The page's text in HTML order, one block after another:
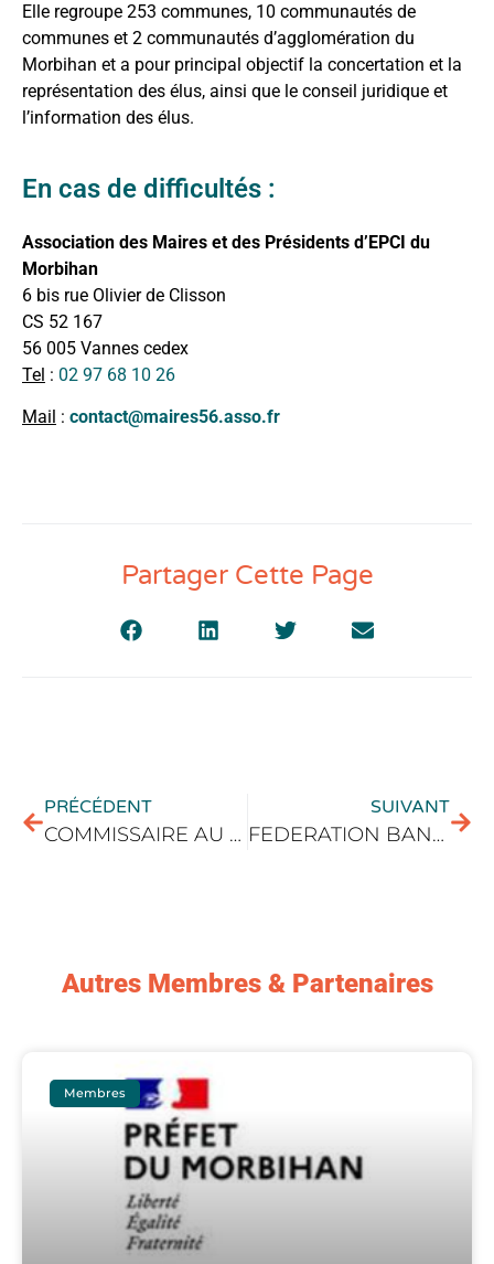
Elle regroupe 253 communes, 10 communautés de
communes et 2 communautés d’agglomération du
Morbihan et a pour principal objectif la concertation et la
représentation des élus, ainsi que le conseil juridique et
l’information des élus.
En cas de difficultés :
Association des Maires et des Présidents d’EPCI du
Morbihan
6 bis rue Olivier de Clisson
CS 52 167
56 005 Vannes cedex
Tel : 02 97 68 10 26
Mail : contact@maires56.asso.fr
Partager Cette Page
PRÉCÉDENT
COMMISSAIRE AU REDRESSEMENT PRODUCTIF
SUIVANT
FEDERATION BANCAIRE FRANCAISE DU MORBIHAN
Autres Membres & Partenaires
Membres